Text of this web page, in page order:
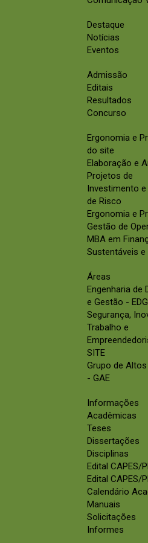
Destaque
Notícias
Eventos
Admissão
Editais
Resultados
Concurso
Ergonomia e
do site
Elaboração e
Projetos de
Investimento e
de Risco
Ergonomia e
Gestão de
MBA em
Sustentáveis e
Áreas
Engenharia de
e Gestão - EDG
Segurança,
Trabalho e
SITE
Grupo de
- GAE
Informações
Acadêmicas
Teses
Dissertações
Disciplinas
Edital CAPES/
Edital CAPES/
Calendário
Manuais
Solicitações
Informes